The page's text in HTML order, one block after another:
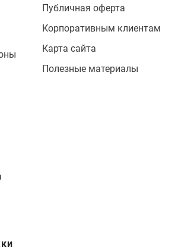
Публичная оферта
Корпоративным клиентам
Карта сайта
Полезные материалы